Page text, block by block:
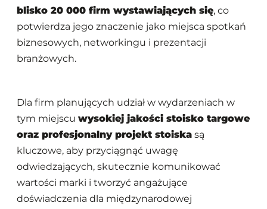
blisko 20 000 firm wystawiających się, co
potwierdza jego znaczenie jako miejsca spotkań
biznesowych, networkingu i prezentacji
branżowych.
Dla firm planujących udział w wydarzeniach w
tym miejscu wysokiej jakości stoisko targowe
oraz profesjonalny projekt stoiska są
kluczowe, aby przyciągnąć uwagę
odwiedzających, skutecznie komunikować
wartości marki i tworzyć angażujące
doświadczenia dla międzynarodowej